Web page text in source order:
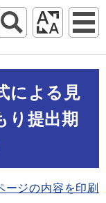
による見
り提出期
ージの内容を印刷